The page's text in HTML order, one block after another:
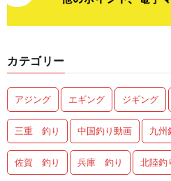
カテゴリー
アジング エギング ジギング
三重 釣り 中国釣り動画 九州
佐賀 釣り 兵庫 釣り 北陸釣